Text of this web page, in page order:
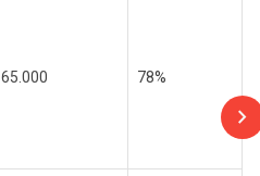
65.000 78%